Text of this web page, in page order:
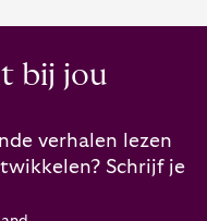
bij jou
verhalen lezen
Schrijf je